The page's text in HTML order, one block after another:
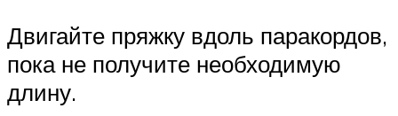
Двигайте пряжку вдоль паракордов,
пока не получите необходимую
длину.